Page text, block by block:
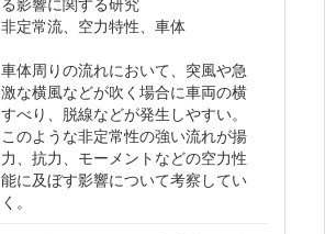
非定常流、空力特性、車体
車体周りの流れにおいて、突風や急
激な横風などが吹く場合に車両の横
すべり、脱線などが発生しやすい。
このような非定常性の強い流れが揚
力、抗力、モーメントなどの空力性
能に及ぼす影響について考察してい
く。